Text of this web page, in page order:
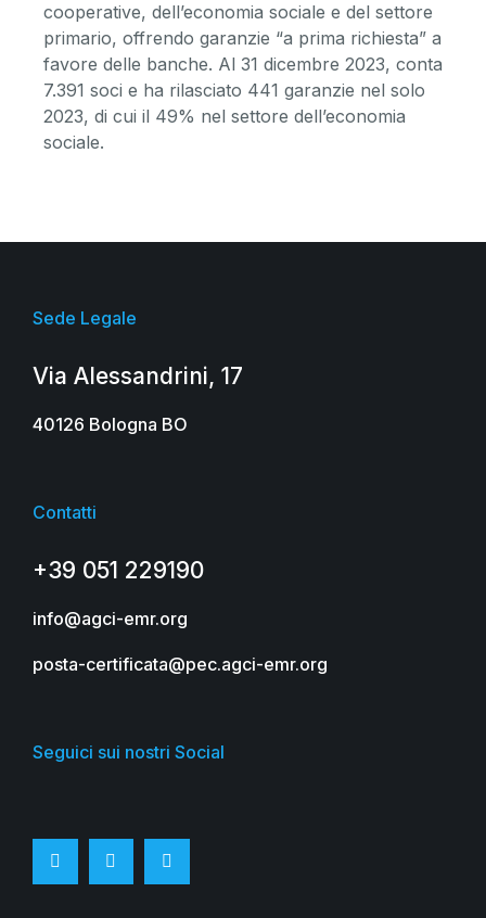
cooperative, dell’economia sociale e del settore
primario, offrendo garanzie “a prima richiesta” a
favore delle banche. Al 31 dicembre 2023, conta
7.391 soci e ha rilasciato 441 garanzie nel solo
2023, di cui il 49% nel settore dell’economia
sociale.
Sede Legale
Via Alessandrini, 17
40126 Bologna BO
Contatti
+39 051 229190
info@agci-emr.org
posta-certificata@pec.agci-emr.org
Seguici sui nostri Social